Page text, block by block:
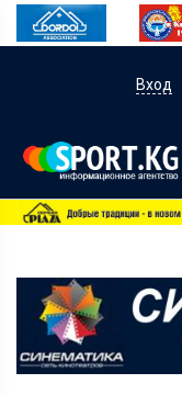
Вход